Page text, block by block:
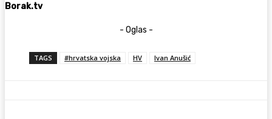
Borak.tv
- Oglas -
TAGS #hrvatska vojska HV Ivan Anušić